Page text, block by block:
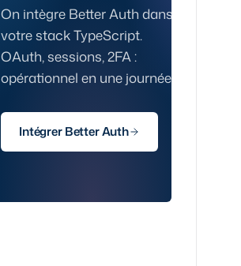
On intègre Better Auth dans
votre stack TypeScript.
OAuth, sessions, 2FA :
opérationnel en une journée.
Intégrer Better Auth